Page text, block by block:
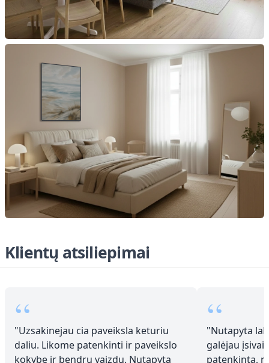
Klientų atsiliepimai
“
"Uzsakinejau cia paveiksla keturiu
daliu. Likome patenkinti ir paveikslo
kokybe ir bendru vaizdu. Nutapyta
“
"Nutapyta
galėjau
patenkinta,